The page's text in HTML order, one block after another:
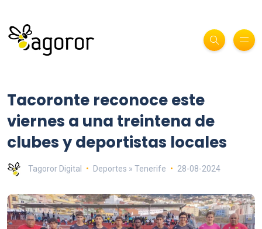
Tacoronte reconoce este
viernes a una treintena de
clubes y deportistas locales
Tagoror Digital Deportes » Tenerife 28-08-2024